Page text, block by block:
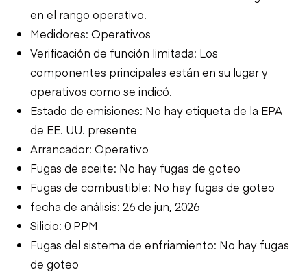
en el rango operativo.
Medidores: Operativos
Verificación de función limitada: Los
componentes principales están en su lugar y
operativos como se indicó.
Estado de emisiones: No hay etiqueta de la EPA
de EE. UU. presente
Arrancador: Operativo
Fugas de aceite: No hay fugas de goteo
Fugas de combustible: No hay fugas de goteo
fecha de análisis: 26 de jun, 2026
Silicio: 0 PPM
Fugas del sistema de enfriamiento: No hay fugas
de goteo